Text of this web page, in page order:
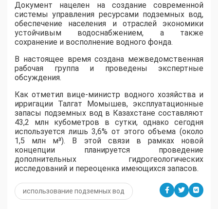
​Документ нацелен на создание современной
системы управления ресурсами подземных вод,
обеспечение населения и отраслей экономики
устойчивым водоснабжением, а также
сохранение и восполнение водного фонда.
В настоящее время создана межведомственная
рабочая группа и проведены экспертные
обсуждения.
Как отметил вице-министр водного хозяйства и
ирригации Талгат Момышев, эксплуатационные
запасы подземных вод в Казахстане составляют
43,2 млн кубометров в сутки, однако сегодня
используется лишь 3,6% от этого объема (около
1,5 млн м³). В этой связи в рамках новой
концепции планируется проведение
дополнительных гидрогеологических
исследований и переоценка имеющихся запасов.
использование подземных вод